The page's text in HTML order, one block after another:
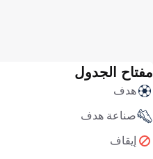
مفتاح الجدول
هدف
صناعة هدف
إيقاف